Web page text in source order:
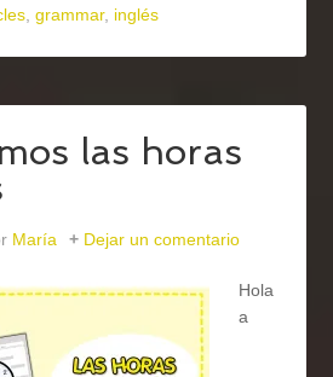
,grammar, inglés
las horas
María Dejar un comentario
Hola
a